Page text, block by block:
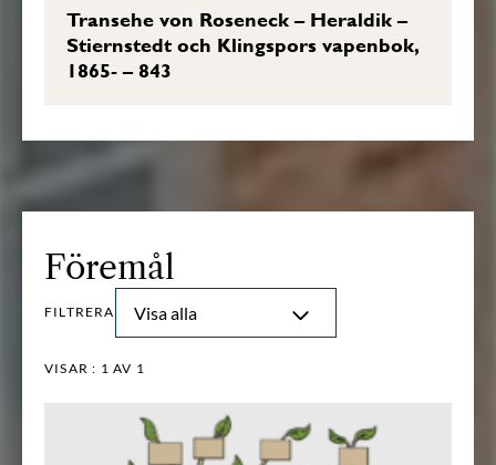
Transehe von Roseneck – Heraldik –
Stiernstedt och Klingspors vapenbok,
1865- – 843
Föremål
FILTRERA Visa alla
VISAR : 1 AV 1